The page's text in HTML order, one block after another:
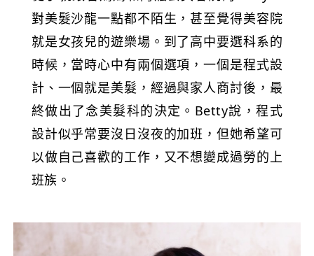
對美髮沙龍一點都不陌生，甚至覺得美容院
就是女孩兒的遊樂場。到了高中要選科系的
時候，當時心中有兩個選項，一個是程式設
計、一個就是美髮，經過與家人商討後，最
終做出了念美髮科的決定。Betty說，程式
設計似乎常要沒日沒夜的加班，但她希望可
以做自己喜歡的工作，又不想變成過勞的上
班族。